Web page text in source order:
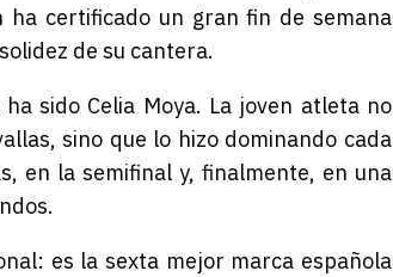
ha certificado un granfin de semana
de su cantera.
ha sido Celia Moya. La joven atleta no
, sino que lo hizo dominando cada
en la semifinal y, finalmente, en una
.
es lasexta mejor marca española